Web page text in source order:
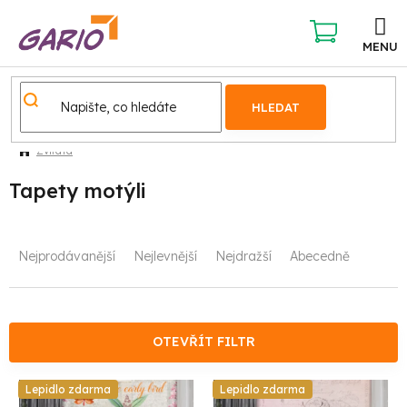
obsah
HLEDAT
NÁKUPNÍ
KOŠÍK
Zvířata
Tapety motýli
Ř
n
Nejprodávanější Nejlevnější Nejdražší Abecedně
OTEVŘÍT FILTR
VLepidlo zdarma Lepidlo zdarma